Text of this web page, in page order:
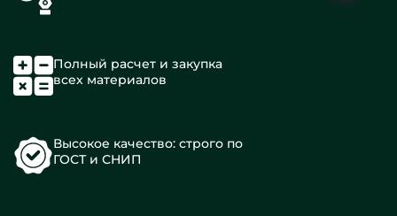
Полный расчет и закупка
всех материалов
Высокое качество: строго по
ГОСТ и СНИП